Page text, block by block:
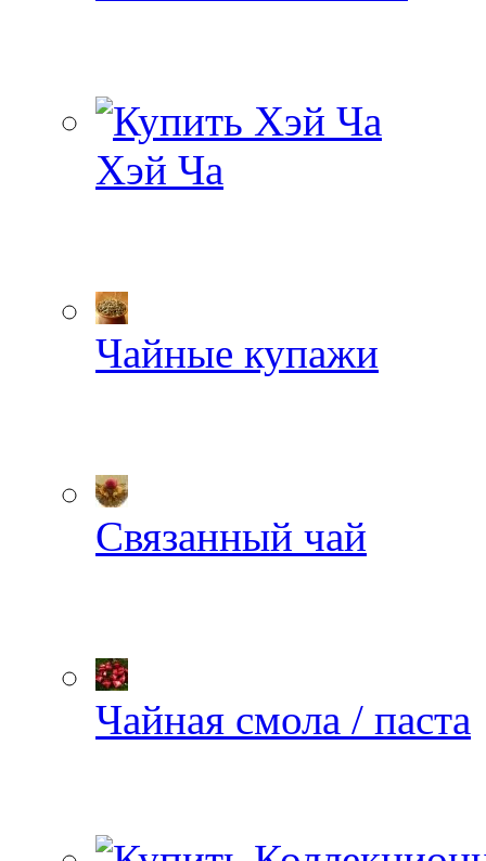
Хэй Ча
Чайные купажи
Связанный чай
Чайная смола / паста